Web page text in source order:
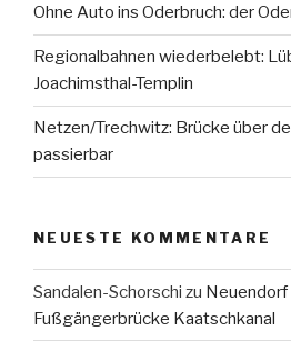
Ohne Auto ins Oderbruch: der
Regionalbahnen wiederbelebt:
Joachimsthal-Templin
Netzen/Trechwitz: Brücke über
passierbar
NEUESTE KOMMENTARE
Sandalen-Schorschi zu Neuendorf
Fußgängerbrücke Kaatschkanal